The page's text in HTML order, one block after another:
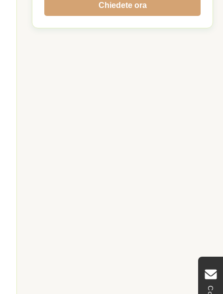
Chiedete ora